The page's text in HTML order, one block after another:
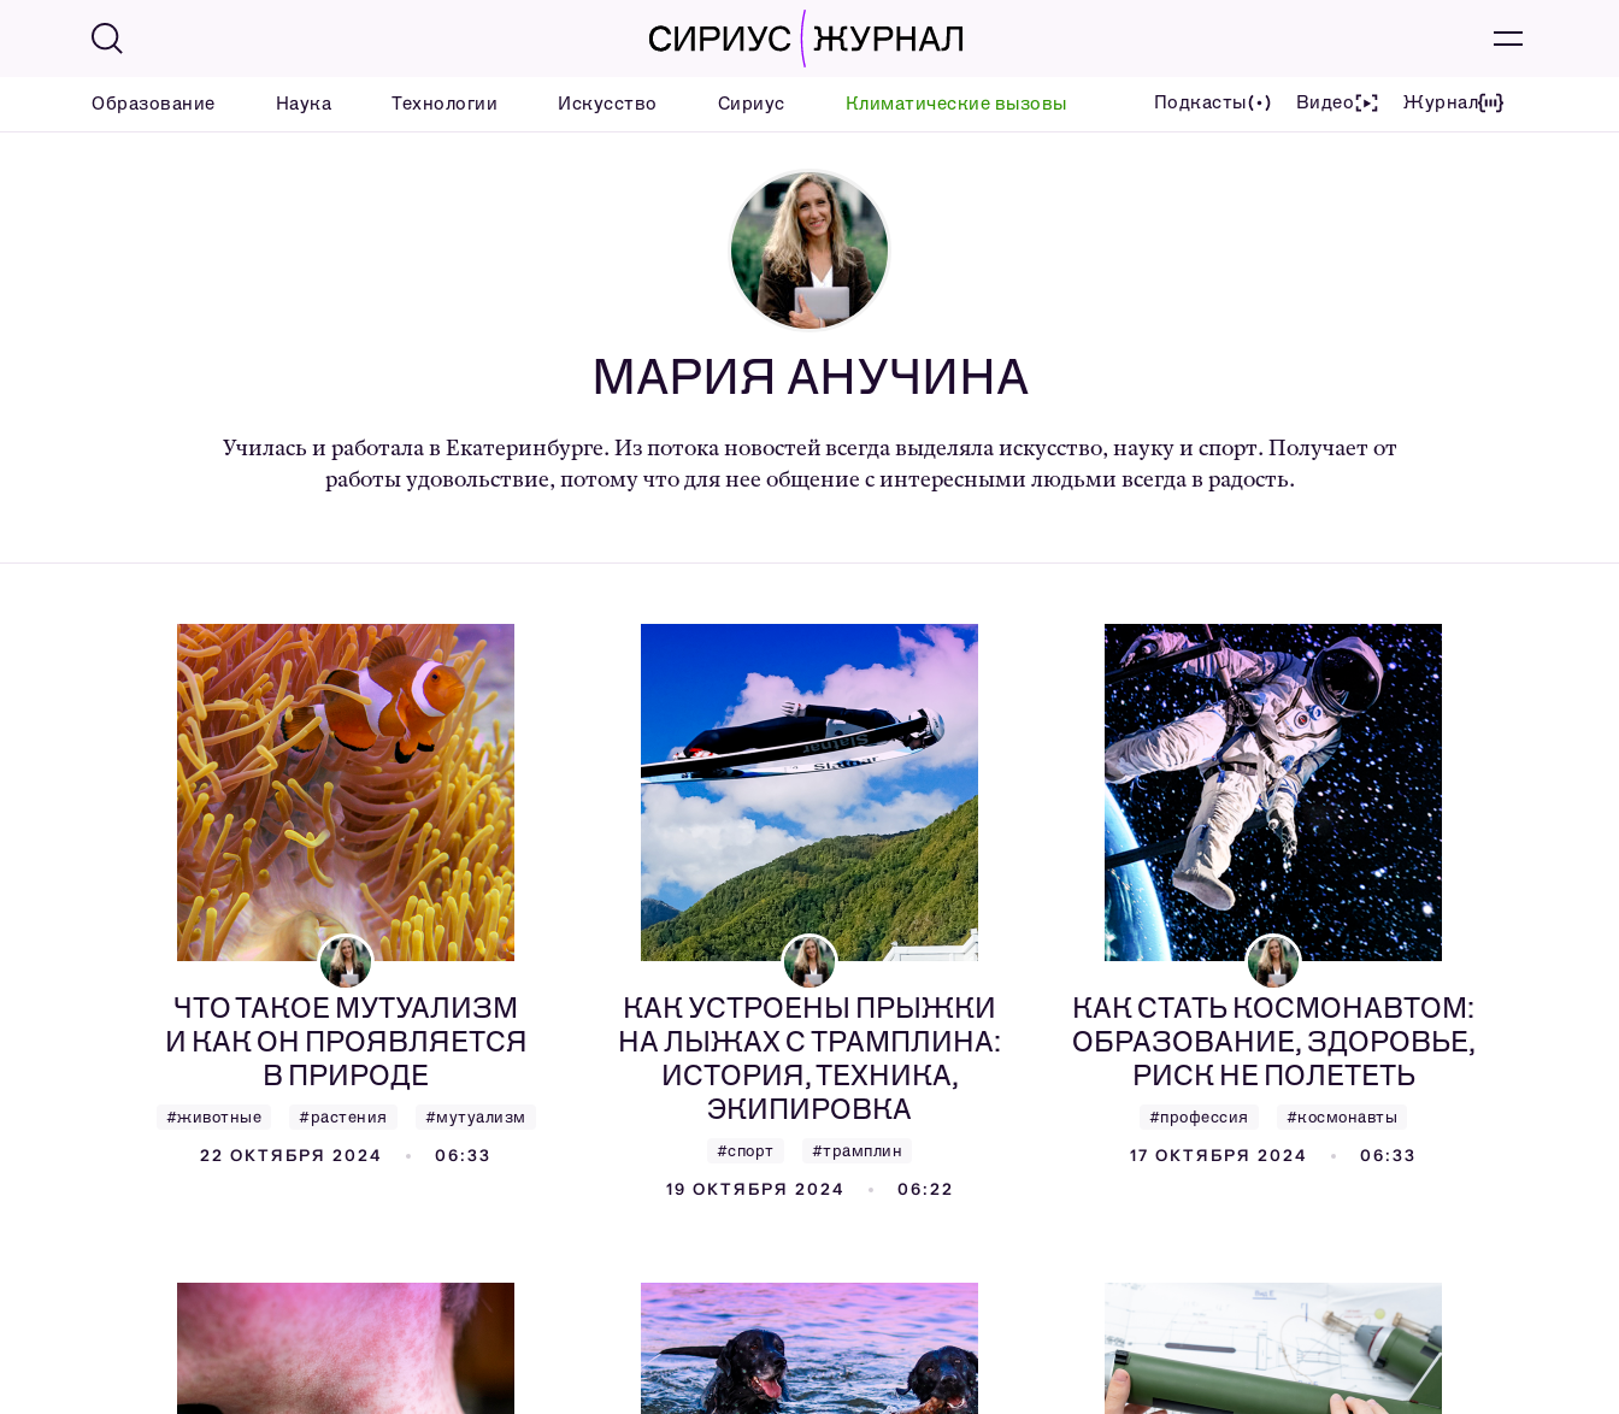
Образование Наука Технологии Искусство Сириус Климатические вызовы Подкасты Видео Журнал
МАРИЯ АНУЧИНА
Училась и работала в Екатеринбурге. Из потока новостей всегда выделяла искусство, науку и спорт. Получает от
работы удовольствие, потому что для нее общение с интересными людьми всегда в радость.
ЧТО ТАКОЕ МУТУАЛИЗМ
И КАК ОН ПРОЯВЛЯЕТСЯ
В ПРИРОДЕ
#животные #растения #мутуализм
22 ОКТЯБРЯ 2024 06:33
КАК УСТРОЕНЫ ПРЫЖКИ
НА ЛЫЖАХ С ТРАМПЛИНА:
ИСТОРИЯ, ТЕХНИКА,
ЭКИПИРОВКА
#спорт #трамплин
19 ОКТЯБРЯ 2024 06:22
КАК СТАТЬ КОСМОНАВТОМ:
ОБРАЗОВАНИЕ, ЗДОРОВЬЕ,
РИСК НЕ ПОЛЕТЕТЬ
#профессия #космонавты
17 ОКТЯБРЯ 2024 06:33